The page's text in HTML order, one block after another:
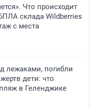
Что происходит
склада Wildberries
с места
лежаками, погибли
дети: что
в Геленджике